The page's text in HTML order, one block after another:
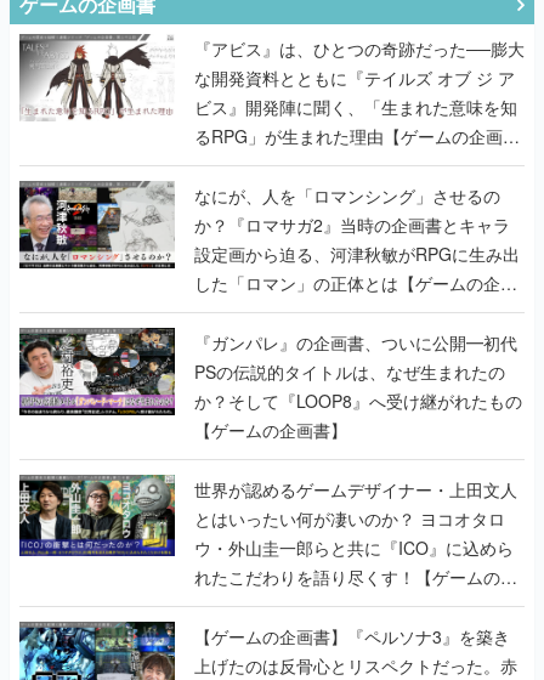
『アビス』は、ひとつの奇跡だった──膨大
な開発資料とともに『テイルズ オブ ジ ア
ビス』開発陣に聞く、「生まれた意味を知
るRPG」が生まれた理由【ゲームの企画
書】
なにが、人を「ロマンシング」させるの
か？『ロマサガ2』当時の企画書とキャラ
設定画から迫る、河津秋敏がRPGに生み出
した「ロマン」の正体とは【ゲームの企画
書】
『ガンパレ』の企画書、ついに公開━初代
PSの伝説的タイトルは、なぜ生まれたの
か？そして『LOOP8』へ受け継がれたもの
【ゲームの企画書】
世界が認めるゲームデザイナー・上田文人
とはいったい何が凄いのか？ ヨコオタロ
ウ・外山圭一郎らと共に『ICO』に込めら
れたこだわりを語り尽くす！【ゲームの企
画書】
【ゲームの企画書】『ペルソナ3』を築き
上げたのは反骨心とリスペクトだった。赤